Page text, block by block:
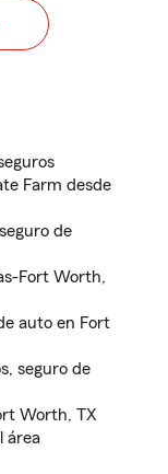
Farm desde
de
Fort Worth,
auto en Fort
seguro de
Worth, TX
área